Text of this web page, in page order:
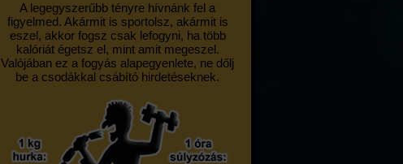
A legegyszerűbb tényre hívnánk fel a
figyelmed. Akármit is sportolsz, akármit is
eszel, akkor fogsz csak lefogyni, ha több
kalóriát égetsz el, mint amit megeszel.
Valójában ez a fogyás alapegyenlete, ne dőlj
be a csodákkal csábító hirdetéseknek.